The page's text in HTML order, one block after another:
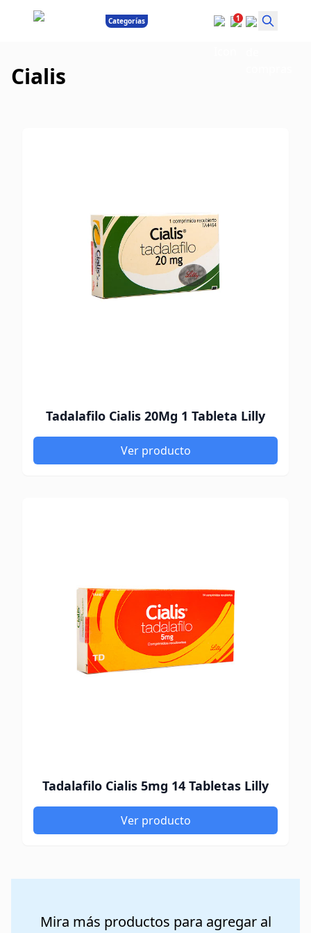
Categorías 1
Cialis
Tadalafilo Cialis 20Mg 1 Tableta Lilly
Ver producto
Tadalafilo Cialis 5mg 14 Tabletas Lilly
Ver producto
Mira más productos para agregar al